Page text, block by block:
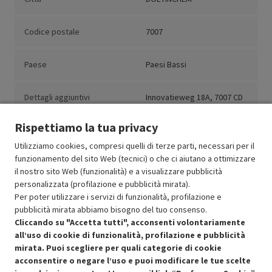
Codice postale 7007
Paese Paesi Bassi
Dettagli aggiuntivi
Innovatieweg 18A, 7007 CD
Resi e garanzie
Stato prodotti
Rispettiamo la tua privacy
Utilizziamo cookies, compresi quelli di terze parti, necessari per il
funzionamento del sito Web (tecnici) o che ci aiutano a ottimizzare
il nostro sito Web (funzionalità) e a visualizzare pubblicità
personalizzata (profilazione e pubblicità mirata).
Per poter utilizzare i servizi di funzionalità, profilazione e
pubblicità mirata abbiamo bisogno del tuo consenso.
Cliccando su "Accetta tutti", acconsenti volontariamente
all’uso di cookie di funzionalità, profilazione e pubblicità
mirata. Puoi scegliere per quali categorie di cookie
acconsentire o negare l’uso e puoi modificare le tue scelte